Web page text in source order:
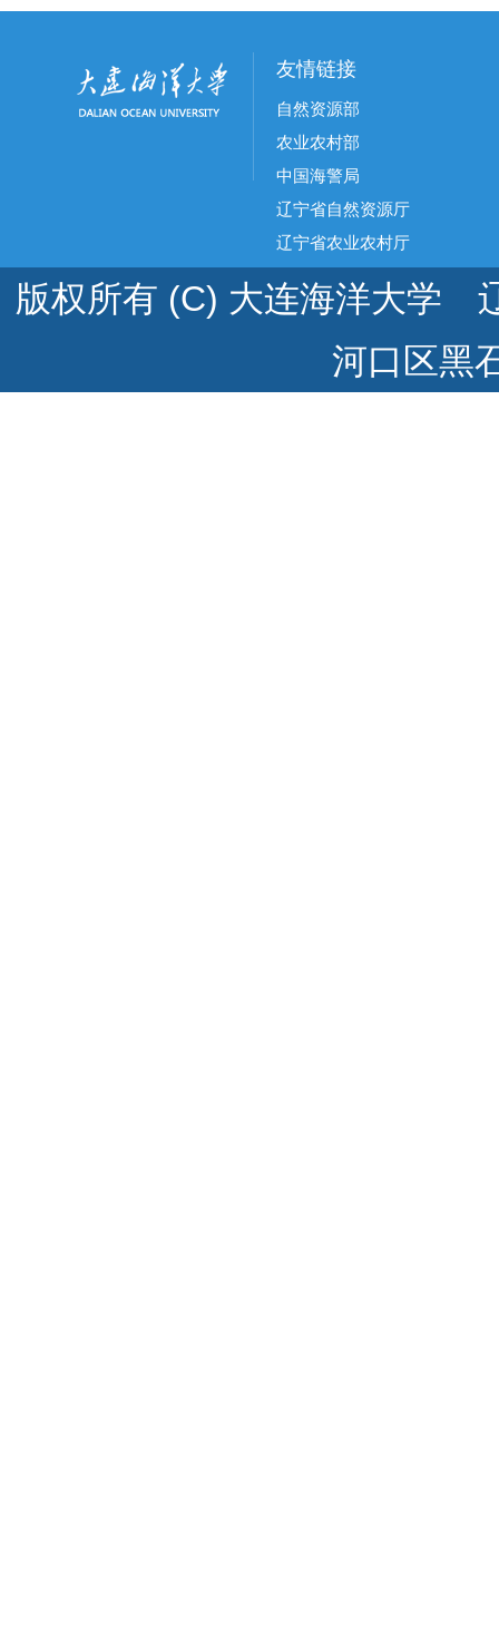
友情链接
自然资源部
农业农村部
中国海警局
辽宁省自然资源厅
辽宁省农业农村厅
版权所有 (C) 大连海洋大学
河口区黑